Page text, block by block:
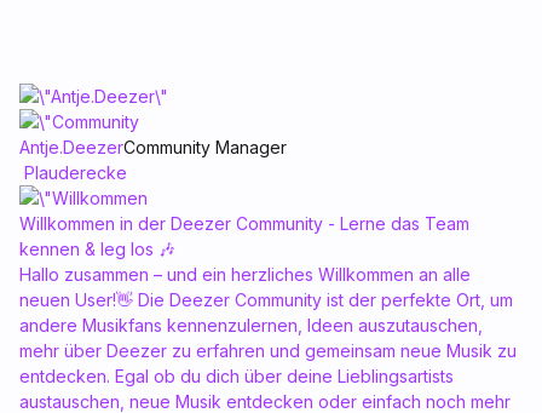
Antje.DeezerCommunity Manager
Plauderecke
Willkommen in der Deezer Community - Lerne das Team
kennen & leg los 🎶
Hallo zusammen – und ein herzliches Willkommen an alle
neuen User!👋 Die Deezer Community ist der perfekte Ort, um
andere Musikfans kennenzulernen, Ideen auszutauschen,
mehr über Deezer zu erfahren und gemeinsam neue Musik zu
entdecken. Egal ob du dich über deine Lieblingsartists
austauschen, neue Musik entdecken oder einfach noch mehr